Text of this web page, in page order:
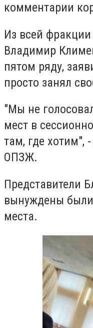
комментарии
Из всей
Владимир
пятом ряду,
просто занял
"Мы не
мест в
там, где хотим",
ОПЗЖ.
Представители
вынуждены
места.